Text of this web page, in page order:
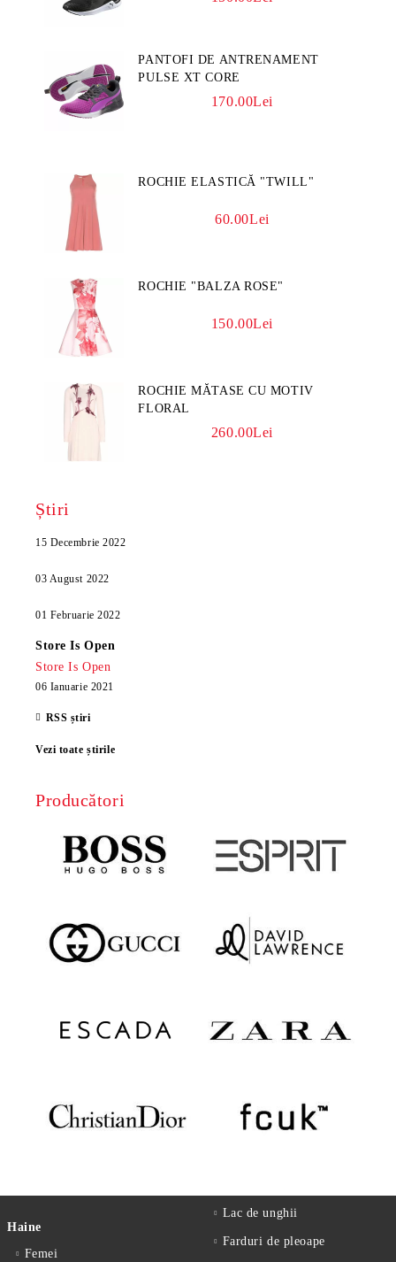
PANTOFI DE ANTRENAMENT
PULSE XT CORE
170.00Lei
ROCHIE ELASTICĂ "TWILL"
60.00Lei
ROCHIE "BALZA ROSE"
150.00Lei
ROCHIE MĂTASE CU MOTIV
FLORAL
260.00Lei
Știri
15 Decembrie 2022
03 August 2022
01 Februarie 2022
Store Is Open
Store Is Open
06 Ianuarie 2021
RSS știri
Vezi toate știrile
Producători
Haine
Femei
Lac de unghii
Farduri de pleoape